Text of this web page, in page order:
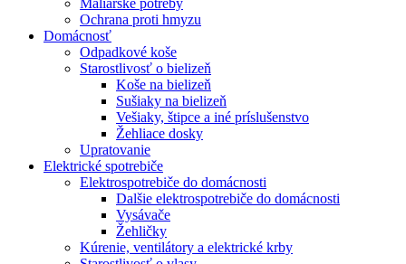
Ochrana proti hmyzu
Domácnosť
Odpadkové koše
Starostlivosť o bielizeň
Koše na bielizeň
Sušiaky na bielizeň
Vešiaky, štipce a iné príslušenstvo
Žehliace dosky
Upratovanie
Elektrické spotrebiče
Elektrospotrebiče do domácnosti
Dalšie elektrospotrebiče do domácnosti
Vysávače
Žehličky
Kúrenie, ventilátory a elektrické krby